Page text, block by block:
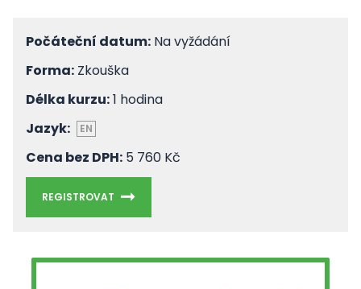
Počáteční datum: Na vyžádání
Forma: Zkouška
Délka kurzu:1 hodina
Jazyk:
EN
Cena bez DPH: 5 760 Kč
REGISTROVAT